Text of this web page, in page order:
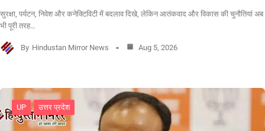
सुरक्षा, पर्यटन, निवेश और कनेक्टिविटी में बदलाव दिखे, लेकिन आतंकवाद और विकास की चुनौतियां अब
भी पूरी तरह…
By Hindustan Mirror News Aug 5, 2026
UP उत्तर प्रदेश